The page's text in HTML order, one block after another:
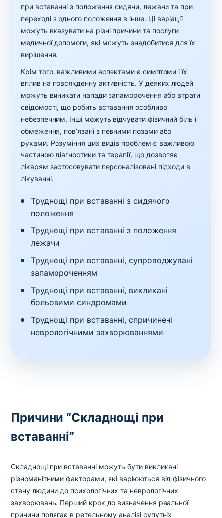
при вставанні з положення сидячи, лежачи та при
переході з одного положення в інше. Ці варіації
можуть вказувати на різні причини та послуги
медичної допомоги, які можуть знадобитися для їх
вирішення.
Крім того, важливими аспектами є симптоми і їх
вплив на повсякденну активність. У деяких людей
можуть виникати напади запаморочення або втрати
свідомості, що робить вставання особливо
небезпечним. Інші можуть відчувати фізичний біль і
обмеження, пов’язані з певними позами або
рухами. Розуміння цих видів проблем є важливою
частиною діагностики та терапії, що дозволяє
лікарям застосовувати персоналізовані підходи в
лікуванні.
Труднощі при вставанні з сидячого
положення
Труднощі при вставанні з положення
лежачи
Труднощі при вставанні, супроводжувані
запамороченням
Труднощі при вставанні, викликані
больовими синдромами
Труднощі при вставанні, спричинені
неврологічними захворюваннями
Причини “Складнощі при
вставанні”
Складнощі при вставанні можуть бути викликані
різноманітними факторами, які варіюються від фізичного
стану людини до психологічних та неврологічних
захворювань. Перший крок до визначення реальної
причини полягає в ретельному аналізі супутніх